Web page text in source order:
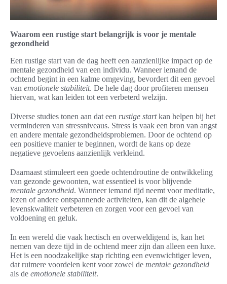
Waarom een rustige start belangrijk is voor je mentale
gezondheid
Een rustige start van de dag heeft een aanzienlijke impact op de
mentale gezondheid van een individu. Wanneer iemand de
ochtend begint in een kalme omgeving, bevordert dit een gevoel
van emotionele stabiliteit. De hele dag door profiteren mensen
hiervan, wat kan leiden tot een verbeterd welzijn.
Diverse studies tonen aan dat een rustige startkan helpen bij het
verminderen van stressniveaus. Stress is vaak een bron van angst
en andere mentale gezondheidsproblemen. Door de ochtend op
een positieve manier te beginnen, wordt de kans op deze
negatieve gevoelens aanzienlijk verkleind.
Daarnaast stimuleert een goede ochtendroutine de ontwikkeling
van gezonde gewoonten, wat essentieel is voor blijvende
mentale gezondheid. Wanneer iemand tijd neemt voor meditatie,
lezen of andere ontspannende activiteiten, kan dit de algehele
levenskwaliteit verbeteren en zorgen voor een gevoel van
voldoening en geluk.
In een wereld die vaak hectisch en overweldigend is, kan het
nemen van deze tijd in de ochtend meer zijn dan alleen een luxe.
Het is een noodzakelijke stap richting een evenwichtiger leven,
dat ruimere voordelen kent voor zowel de mentale gezondheid
als de emotionele stabiliteit.